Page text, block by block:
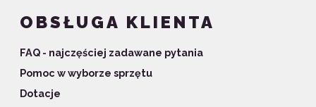
OBSŁUGA KLIENTA
FAQ - najczęściej zadawane pytania
Pomoc w wyborze sprzętu
Dotacje